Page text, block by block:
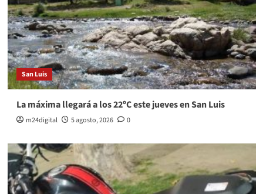
San Luis
La máxima llegará a los 22ºC este jueves en San Luis
m24digital 5 agosto, 2026 0